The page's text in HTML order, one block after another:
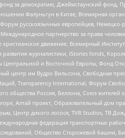
за демократию, Джеймстаунский
Фалуньгун в Китае, Всемирная
русскоязычных европейцев,
партнерство за права
движение, Всемирный
журналистики, IStories fonds,
и Восточной Европы, Фонд
им Вудро Вильсона, Свободная
Transparеncy International, Форум
общества Россия, Беллона, Союз
Алтай проект, Образовательный дом
Центр дикого лосося, TVR Studios, ТВ
федерация транспортных
Общество Сторожевой башни,